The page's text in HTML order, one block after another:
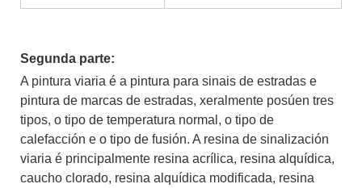
Segunda parte:
A pintura viaria é a pintura para sinais de estradas e
pintura de marcas de estradas, xeralmente posúen tres
tipos, o tipo de temperatura normal, o tipo de
calefacción e o tipo de fusión. A resina de sinalización
viaria é principalmente resina acrílica, resina alquídica,
caucho clorado, resina alquídica modificada, resina